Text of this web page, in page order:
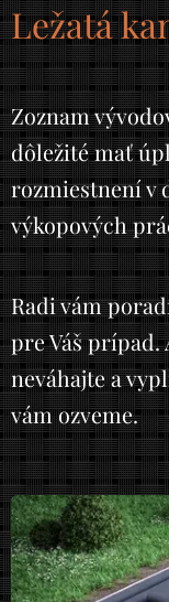
Ležatá
Zoznam
dôležité mať
rozmiestnení v
výkopových
Radi vám
pre Váš
neváhajte a
vám ozveme.